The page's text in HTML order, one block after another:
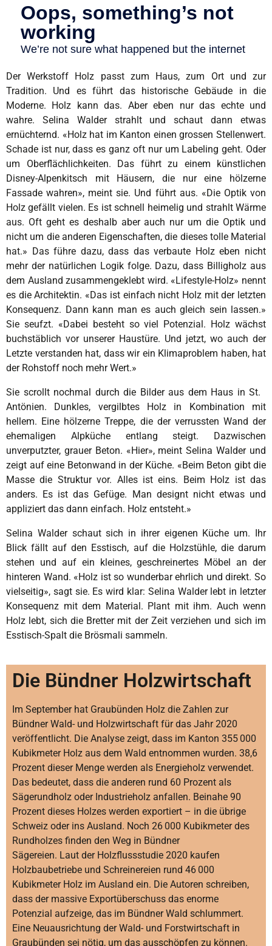
Der Werkstoff Holz passt zum Haus, zum Ort und zur
Tradition. Und es führt das historische Gebäude in die
Moderne. Holz kann das. Aber eben nur das echte und
wahre. Selina Walder strahlt und schaut dann etwas
ernüchternd. «Holz hat im Kanton einen grossen Stellenwert.
Schade ist nur, dass es ganz oft nur um Labeling geht. Oder
um Oberflächlichkeiten. Das führt zu einem künstlichen
Disney-Alpenkitsch mit Häusern, die nur eine hölzerne
Fassade wahren», meint sie. Und führt aus. «Die Optik von
Holz gefällt vielen. Es ist schnell heimelig und strahlt Wärme
aus. Oft geht es deshalb aber auch nur um die Optik und
nicht um die anderen Eigenschaften, die dieses tolle Material
hat.» Das führe dazu, dass das verbaute Holz eben nicht
mehr der natürlichen Logik folge. Dazu, dass Billigholz aus
dem Ausland zusammengeklebt wird. «Lifestyle-Holz» nennt
es die Architektin. «Das ist einfach nicht Holz mit der letzten
Konsequenz. Dann kann man es auch gleich sein lassen.»
Sie seufzt. «Dabei besteht so viel Potenzial. Holz wächst
buchstäblich vor unserer Haustüre. Und jetzt, wo auch der
Letzte verstanden hat, dass wir ein Klimaproblem haben, hat
der Rohstoff noch mehr Wert.»
Sie scrollt nochmal durch die Bilder aus dem Haus in St.
Antönien. Dunkles, vergilbtes Holz in Kombination mit
hellem. Eine hölzerne Treppe, die der verrussten Wand der
ehemaligen Alpküche entlang steigt. Dazwischen
unverputzter, grauer Beton. «Hier», meint Selina Walder und
zeigt auf eine Betonwand in der Küche. «Beim Beton gibt die
Masse die Struktur vor. Alles ist eins. Beim Holz ist das
anders. Es ist das Gefüge. Man designt nicht etwas und
appliziert das dann einfach. Holz entsteht.»
Selina Walder schaut sich in ihrer eigenen Küche um. Ihr
Blick fällt auf den Esstisch, auf die Holzstühle, die darum
stehen und auf ein kleines, geschreinertes Möbel an der
hinteren Wand. «Holz ist so wunderbar ehrlich und direkt. So
vielseitig», sagt sie. Es wird klar: Selina Walder lebt in letzter
Konsequenz mit dem Material. Plant mit ihm. Auch wenn
Holz lebt, sich die Bretter mit der Zeit verziehen und sich im
Esstisch-Spalt die Brösmali sammeln.
Die Bündner Holzwirtschaft
Im September hat Graubünden Holz die Zahlen zur
Bündner Wald- und Holzwirtschaft für das Jahr 2020
veröffentlicht. Die Analyse zeigt, dass im Kanton 355 000
Kubikmeter Holz aus dem Wald entnommen wurden. 38,6
Prozent dieser Menge werden als Energieholz verwendet.
Das bedeutet, dass die anderen rund 60 Prozent als
Sägerundholz oder Industrieholz anfallen. Beinahe 90
Prozent dieses Holzes werden exportiert – in die übrige
Schweiz oder ins Ausland. Noch 26 000 Kubikmeter des
Rundholzes finden den Weg in Bündner
Sägereien. Laut der Holzflussstudie 2020 kaufen
Holzbaubetriebe und Schreinereien rund 46 000
Kubikmeter Holz im Ausland ein. Die Autoren schreiben,
dass der massive Exportüberschuss das enorme
Potenzial aufzeige, das im Bündner Wald schlummert.
Eine Neuausrichtung der Wald- und Forstwirtschaft in
Graubünden sei nötig, um das ausschöpfen zu können.